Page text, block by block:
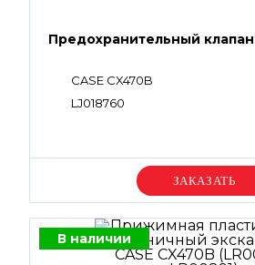
Предохранительный клапан
CASE CX470B
LJ018760
Уточняйте цену
В наличии